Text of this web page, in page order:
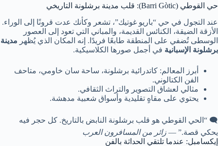
حي القوطي (Barri Gòtic): قلب مدينة برشلونة التاريخي
عند التجول في حي “باريو غوتيك”، تشعر وكأنك عدت قرونًا إلى الوراء.
الأزقة الضيقة، الكنائس القديمة، والمباني التي تعود إلى العصور
الوسطى تُضفي على المنطقة طابعًا فريدًا. إنه المكان الذي يُظهر مدينة
برشلونة الإسبانية في أجمل صورها الكلاسيكية.
أبرز المعالم: كاتدرائية برشلونة، ساحة سان خاومي، متاحف
الفن الكتالوني.
مثالي لعشاق التصوير والتراث الثقافي.
يحتوي على مقاهٍ تقليدية وأسواق شعبية مدهشة.
🗨️ “الحي القوطي هو قلب برشلونة النابض بالتاريخ. كل حجر فيه
يحكي قصة.” — زائر من المسافرون العرب
إيكسامبل: عندما تلتقي الحداثة بالفن